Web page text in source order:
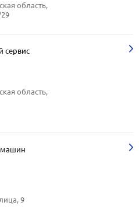
область,
сервис
область,
9